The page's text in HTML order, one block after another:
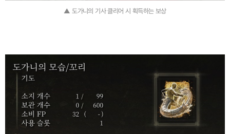
▲ 도가니의 기사 클리어 시 획득하는 보상